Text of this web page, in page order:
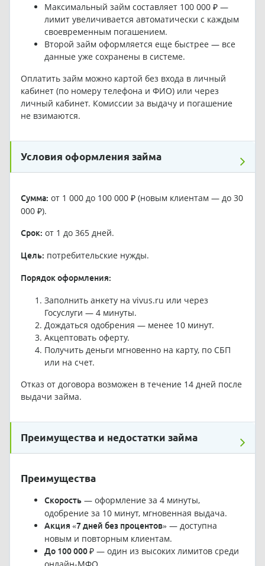
Максимальный займ составляет 100 000 ₽ —
лимит увеличивается автоматически с каждым
своевременным погашением.
Второй займ оформляется еще быстрее — все
данные уже сохранены в системе.
Оплатить займ можно картой без входа в личный
кабинет (по номеру телефона и ФИО) или через
личный кабинет. Комиссии за выдачу и погашение
не взимаются.
Условия оформления займа
Сумма: от 1 000 до 100 000 ₽ (новым клиентам — до 30
000 ₽).
Срок: от 1 до 365 дней.
Цель: потребительские нужды.
Порядок оформления:
Заполнить анкету на vivus.ru или через
Госуслуги — 4 минуты.
Дождаться одобрения — менее 10 минут.
Акцептовать оферту.
Получить деньги мгновенно на карту, по СБП
или на счет.
Отказ от договора возможен в течение 14 дней после
выдачи займа.
Преимущества и недостатки займа
Преимущества
Скорость— оформление за 4 минуты,
одобрение за 10 минут, мгновенная выдача.
Акция «7 дней без процентов»— доступна
новым и повторным клиентам.
До 100 000 ₽— один из высоких лимитов среди
онлайн-МФО.